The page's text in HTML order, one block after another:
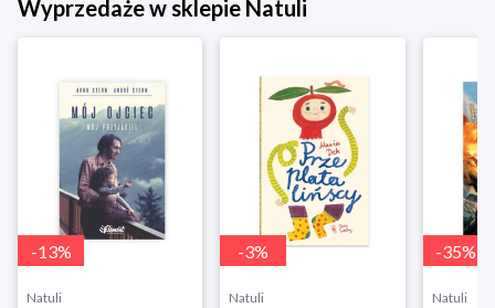
Wyprzedaże w sklepie Natuli
-13%
Natuli
-3%
Natuli
-35%
Natuli